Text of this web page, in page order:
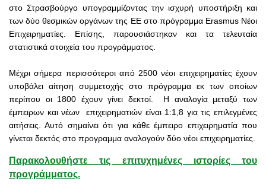
στο Στρασβούργο υπογραμμίζοντας την ισχυρή υποστήριξη και
των δύο θεσμικών οργάνων της ΕΕ στο πρόγραμμα Erasmus Νέοι
Επιχειρηματίες. Επίσης, παρουσιάστηκαν και τα τελευταία
στατιστικά στοιχεία του προγράμματος.
Μέχρι σήμερα περισσότεροι από 2500 νέοι επιχειρηματίες έχουν
υποβάλει αίτηση συμμετοχής στο πρόγραμμα εκ των οποίων
περίπου οι 1800 έχουν γίνει δεκτοί. Η αναλογία μεταξύ των
έμπειρων και νέων επιχειρηματιών είναι 1:1,8 για τις επιλεγμένες
αιτήσεις. Αυτό σημαίνει ότι για κάθε έμπειρο επιχειρηματία που
γίνεται δεκτός στο προγραμμα αναλογούν δύο νέοι επιχειρηματίες.
Παρακολουθήστε τις επιτυχημένες ιστορίες του
προγράμματος.